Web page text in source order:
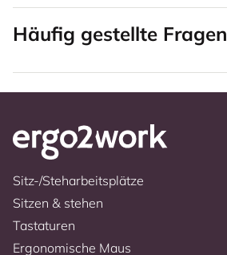
Häufig gestellte Fragen
Sitz-/Steharbeitsplätze
Sitzen & stehen
Tastaturen
Ergonomische Maus